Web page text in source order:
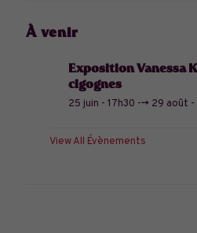
À venir
Exposition Vanessa
cigognes
25 juin - 17h30 --> 29 août -
View All Évènements